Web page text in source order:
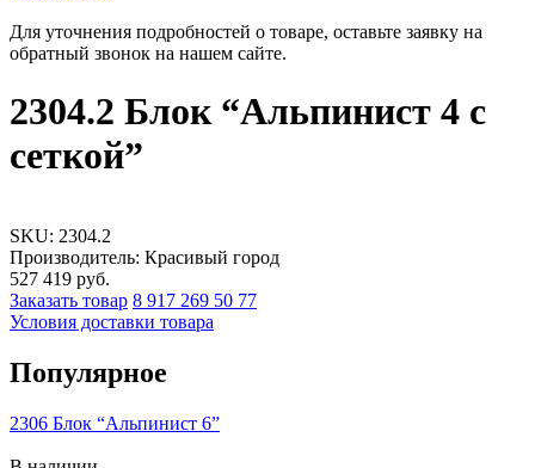
Для уточнения подробностей о товаре, оставьте заявку на
обратный звонок на нашем сайте.
2304.2 Блок “Альпинист 4 с
сеткой”
SKU: 2304.2
Производитель: Красивый город
527 419 руб.
Заказать товар 8 917 269 50 77
Условия доставки товара
Популярное
2306 Блок “Альпинист 6”